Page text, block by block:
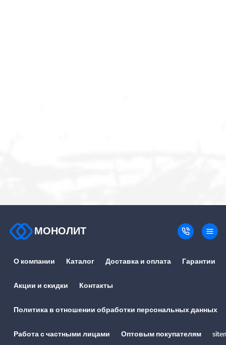
МОНОЛИТ
О компании Каталог Доставка и оплата Гарантии
Акции и скидки Контакты
Политика в отношении обработки персональных данных
Работа с частными лицами Оптовым покупателям